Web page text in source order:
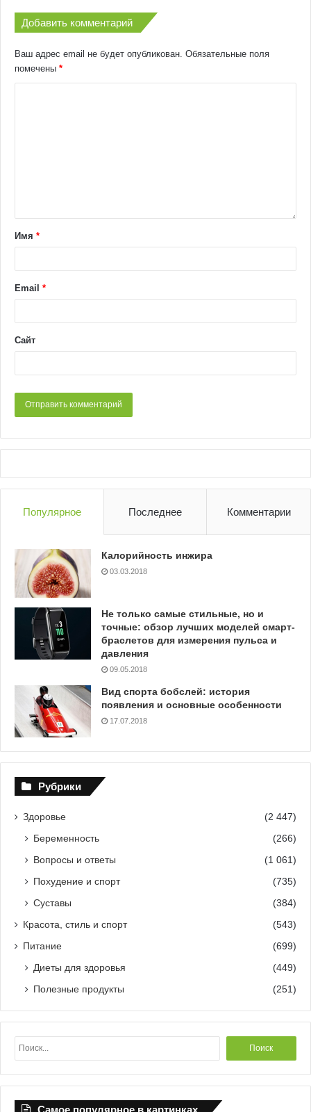
Добавить комментарий
Ваш адрес email не будет опубликован. Обязательные поля
помечены *
Имя *
Email *
Сайт
Популярное Последнее Комментарии
Калорийность инжира
03.03.2018
Не только самые стильные, но и
точные: обзор лучших моделей смарт-
браслетов для измерения пульса и
давления
09.05.2018
Вид спорта бобслей: история
появления и основные особенности
17.07.2018
Рубрики
Здоровье (2 447)
Беременность
(266)
Вопросы и ответы
(1 061)
Похудение и спорт
(735)
Суставы
(384)
Красота, стиль и спорт (543)
Питание (699)
Диеты для здоровья
(449)
Полезные продукты
(251)
й
т
и
Самое популярное в картинках